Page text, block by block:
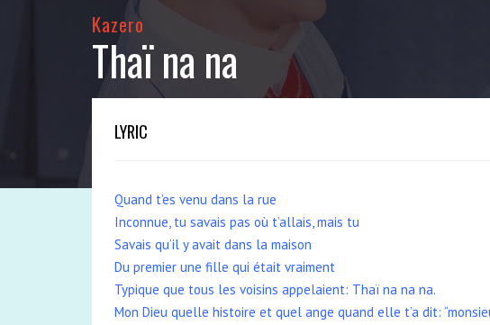
Kazero
Thaï na na
LYRIC
Quand t’es venu dans la rue
Inconnue, tu savais pas où t’allais, mais tu
Savais qu’il y avait dans la maison
Du premier une fille qui était vraiment
Typique que tous les voisins appelaient: Thaï na na na.
Mon Dieu quelle histoire et quel ange quand elle t’a dit: